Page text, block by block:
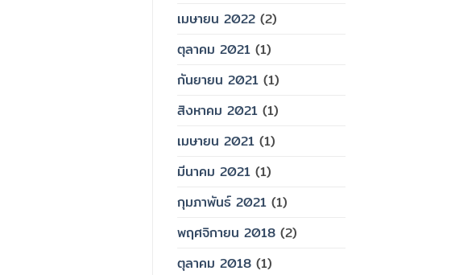
เมษายน 2022 (2)
ตุลาคม 2021 (1)
กันยายน 2021 (1)
สิงหาคม 2021 (1)
เมษายน 2021 (1)
มีนาคม 2021 (1)
กุมภาพันธ์ 2021 (1)
พฤศจิกายน 2018 (2)
ตุลาคม 2018 (1)